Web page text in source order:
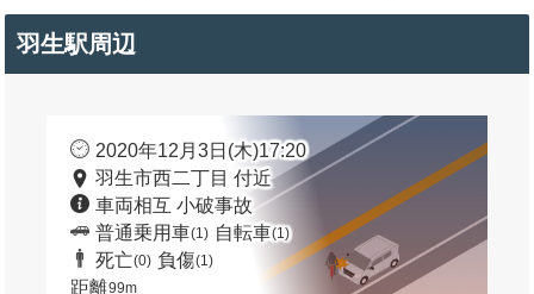
羽生駅周辺
2020年12月3日(木)17:20
羽生市西二丁目 付近
車両相互 小破事故
普通乗用車(1) 自転車(1)
死亡(0) 負傷(1)
距離99m